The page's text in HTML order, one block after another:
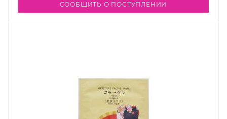
СООБЩИТЬ О ПОСТУПЛЕНИИ